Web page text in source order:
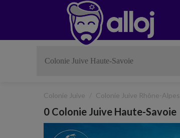
Colonie Juive Colonie Juive Rhône-Alpes
0 Colonie Juive Haute-Savoie
Previous